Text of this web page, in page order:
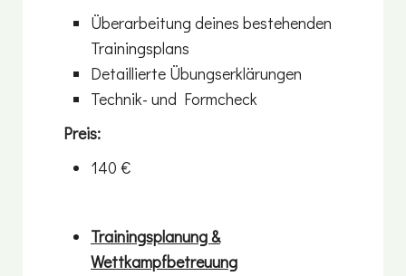
Überarbeitung deines bestehenden
Trainingsplans
Detaillierte Übungserklärungen
Technik- und Formcheck
Preis:
140 €
Trainingsplanung &
Wettkampfbetreuung